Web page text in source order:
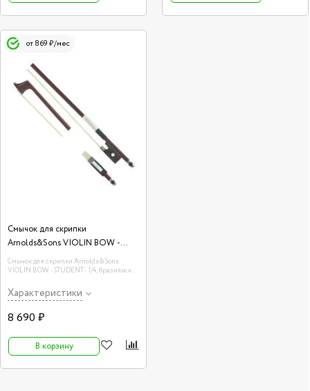
от 869 ₽/мес
Смычок для скрипки
Arnolds&Sons VIOLIN BOW -
STUDENT- 1/4
Смычок для скрипки Arnolds&Sons
VIOLIN BOW -STUDENT- 1/4, бразильское
Характеристики
8 690 ₽
В корзину